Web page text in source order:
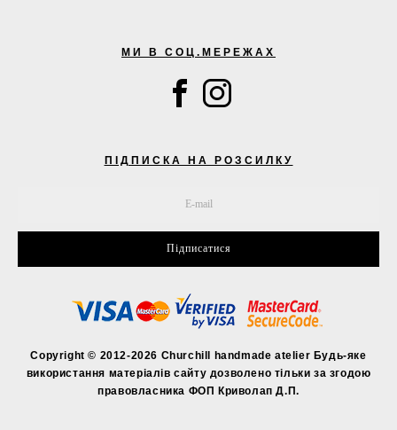
МИ В СОЦ.МЕРЕЖАХ
ПІДПИСКА НА РОЗСИЛКУ
Підписатися
Copyright © 2012-2026 Churchill handmade atelier Будь-яке
використання матеріалів сайту дозволено тільки за згодою
правовласника ФОП Криволап Д.П.